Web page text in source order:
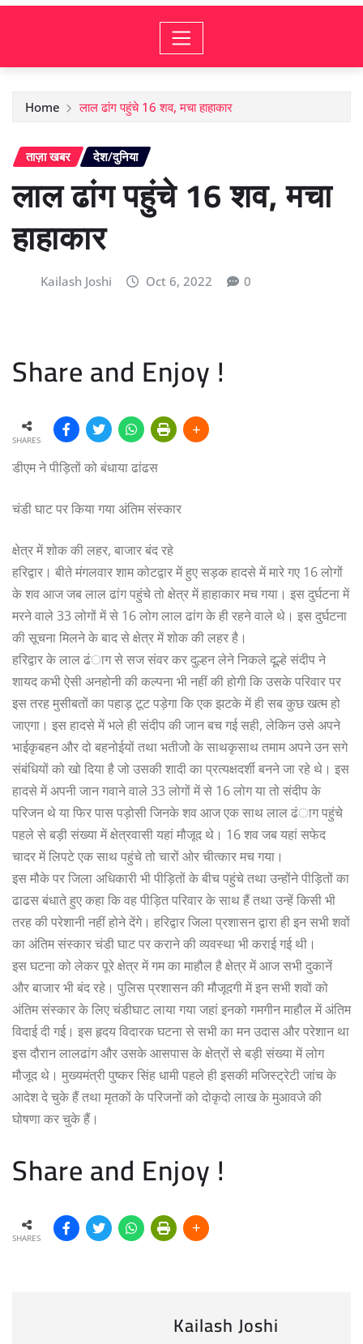
Home लाल ढांग पहुंचे 16 शव, मचा हाहाकार
ताज़ा खबर देश/दुनिया
लाल ढांग पहुंचे 16 शव, मचा
हाहाकार
Kailash Joshi Oct 6, 2022 0
Share and Enjoy !
SHARES
डीएम ने पीड़ितों को बंधाया ढांढस
चंडी घाट पर किया गया अंतिम संस्कार
क्षेत्र में शोक की लहर, बाजार बंद रहे
हरिद्वार। बीते मंगलवार शाम कोटद्वार में हुए सड़क हादसे में मारे गए 16 लोगों
के शव आज जब लाल ढांग पहुंचे तो क्षेत्र में हाहाकार मच गया। इस दुर्घटना में
मरने वाले 33 लोगों में से 16 लोग लाल ढांग के ही रहने वाले थे। इस दुर्घटना
की सूचना मिलने के बाद से क्षेत्र में शोक की लहर है।
हरिद्वार के लाल ढंाग से सज संवर कर दुल्हन लेने निकले दूल्हे संदीप ने
शायद कभी ऐसी अनहोनी की कल्पना भी नहीं की होगी कि उसके परिवार पर
इस तरह मुसीबतों का पहाड़ टूट पड़ेगा कि एक झटके में ही सब कुछ खत्म हो
जाएगा। इस हादसे में भले ही संदीप की जान बच गई सही, लेकिन उसे अपने
भाईकृबहन और दो बहनोईयों तथा भतीजोे के साथकृसाथ तमाम अपने उन सगे
संबंधियों को खो दिया है जो उसकी शादी का प्रत्यक्षदर्शी बनने जा रहे थे। इस
हादसे में अपनी जान गवाने वाले 33 लोगों में से 16 लोग या तो संदीप के
परिजन थे या फिर पास पड़ोसी जिनके शव आज एक साथ लाल ढंाग पहुंचे
पहले से बड़ी संख्या में क्षेत्रवासी यहां मौजूद थे। 16 शव जब यहां सफेद
चादर में लिपटे एक साथ पहुंचे तो चारों ओर चीत्कार मच गया।
इस मौके पर जिला अधिकारी भी पीड़ितों के बीच पहुंचे तथा उन्होंने पीड़ितों का
ढाढस बंधाते हुए कहा कि वह पीड़ित परिवार के साथ हैं तथा उन्हें किसी भी
तरह की परेशानी नहीं होने देंगे। हरिद्वार जिला प्रशासन द्वारा ही इन सभी शवों
का अंतिम संस्कार चंडी घाट पर कराने की व्यवस्था भी कराई गई थी।
इस घटना को लेकर पूरे क्षेत्र में गम का माहौल है क्षेत्र में आज सभी दुकानें
और बाजार भी बंद रहे। पुलिस प्रशासन की मौजूदगी में इन सभी शवों को
अंतिम संस्कार के लिए चंडीघाट लाया गया जहां इनको गमगीन माहौल में अंतिम
विदाई दी गई। इस हृदय विदारक घटना से सभी का मन उदास और परेशान था
इस दौरान लालढांग और उसके आसपास के क्षेत्रों से बड़ी संख्या में लोग
मौजूद थे। मुख्यमंत्री पुष्कर सिंह धामी पहले ही इसकी मजिस्ट्रेटी जांच के
आदेश दे चुके हैं तथा मृतकों के परिजनों को दोकृदो लाख के मुआवजे की
घोषणा कर चुके हैं।
Share and Enjoy !
SHARES
Kailash Joshi